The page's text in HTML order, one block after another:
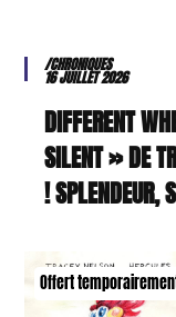
/CHRONIQUES
16 JUILLET 2026
« DIFFERENT
SILENT » DE
SPLENDEUR,
Offert